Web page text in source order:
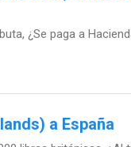
¿Se paga a
a España